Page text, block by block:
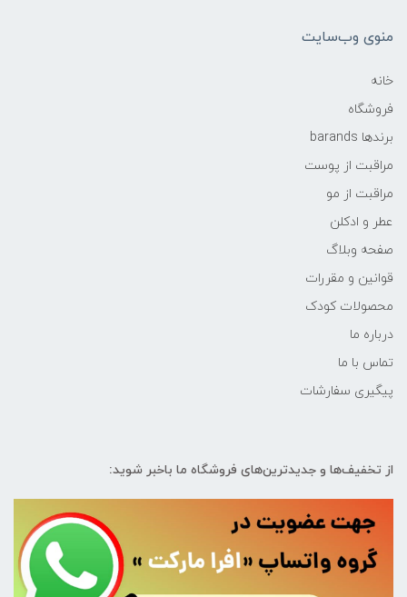
منوی وب‌سایت
خانه
فروشگاه
برندها barands
مراقبت از پوست
مراقبت از مو
عطر و ادکلن
صفحه وبلاگ
قوانین و مقررات
محصولات کودک
درباره ما
تماس با ما
پیگیری سفارشات
از تخفیف‌ها و جدیدترین‌های فروشگاه ما باخبر شوید: